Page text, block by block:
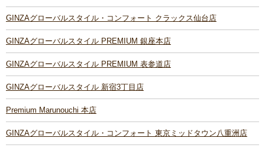
GINZAグローバルスタイル・コンフォート クラックス仙台店
GINZAグローバルスタイル PREMIUM 銀座本店
GINZAグローバルスタイル PREMIUM 表参道店
GINZAグローバルスタイル 新宿3丁目店
Premium Marunouchi 本店
GINZAグローバルスタイル・コンフォート 東京ミッドタウン八重洲店